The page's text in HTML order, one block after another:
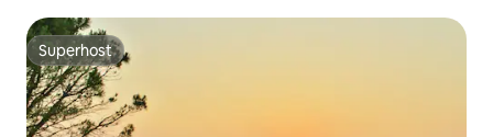
Superhost
Superhost